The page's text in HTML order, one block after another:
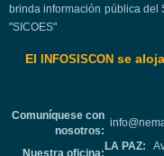
brinda información pública del
"SICOES"
El INFOSISCONse
Comuníquese con
nosotros:
Nuestra oficina:
LA PAZ: